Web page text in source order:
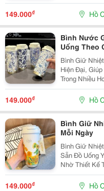
Hành Cùng
149.000₫ Hồ
Bình Nước
Uống Theo
Bình Giữ
Hiện Đại,
Trong Nhiều
Học, Ngày
Một Chiếc
Với Đồ...
149.000₫ Hồ
Bình Giữ
Mỗi Ngày
Bình Giữ
Sẵn Đồ Uống
Nhờ Thiết Kế
Khi Đi Học, Đi
149.000₫ Hồ